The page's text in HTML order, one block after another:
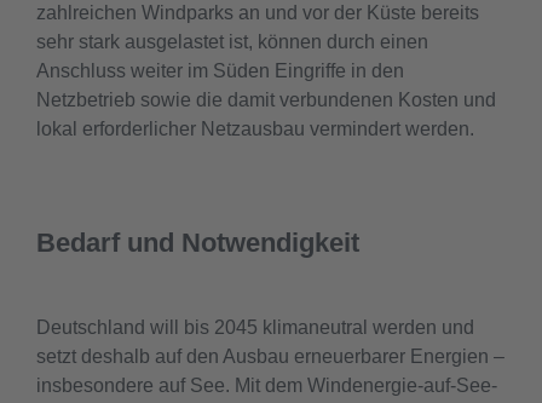
zahlreichen Windparks an und vor der Küste bereits
sehr stark ausgelastet ist, können durch einen
Anschluss weiter im Süden Eingriffe in den
Netzbetrieb sowie die damit verbundenen Kosten und
lokal erforderlicher Netzausbau vermindert werden.
Bedarf und Notwendigkeit
Deutschland will bis 2045 klimaneutral werden und
setzt deshalb auf den Ausbau erneuerbarer Energien –
insbesondere auf See. Mit dem Windenergie-auf-See-